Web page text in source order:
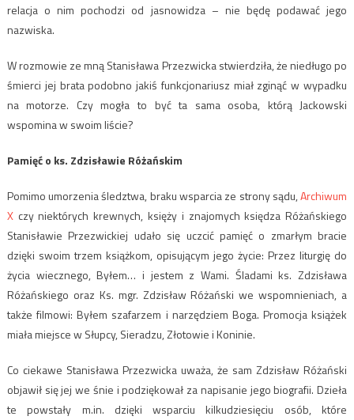
relacja o nim pochodzi od jasnowidza – nie będę podawać jego
nazwiska.
W rozmowie ze mną Stanisława Przezwicka stwierdziła, że niedługo po
śmierci jej brata podobno jakiś funkcjonariusz miał zginąć w wypadku
na motorze. Czy mogła to być ta sama osoba, którą Jackowski
wspomina w swoim liście?
Pamięć o ks. Zdzisławie Różańskim
Pomimo umorzenia śledztwa, braku wsparcia ze strony sądu,Archiwum
Xczy niektórych krewnych, księży i znajomych księdza Różańskiego
Stanisławie Przezwickiej udało się uczcić pamięć o zmarłym bracie
dzięki swoim trzem książkom, opisującym jego życie: Przez liturgię do
życia wiecznego, Byłem… i jestem z Wami. Śladami ks. Zdzisława
Różańskiego oraz Ks. mgr. Zdzisław Różański we wspomnieniach, a
także filmowi: Byłem szafarzem i narzędziem Boga. Promocja książek
miała miejsce w Słupcy, Sieradzu, Złotowie i Koninie.
Co ciekawe Stanisława Przezwicka uważa, że sam Zdzisław Różański
objawił się jej we śnie i podziękował za napisanie jego biografii. Dzieła
te powstały m.in. dzięki wsparciu kilkudziesięciu osób, które